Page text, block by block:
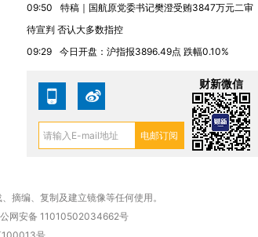
09:50
特稿｜国航原党委书记樊澄受贿3847万元二审
待宣判 否认大多数指控
09:29
今日开盘：沪指报3896.49点 跌幅0.10%
财新微信
摘编、复制及建立镜像等任何使用。
网安备 11010502034662号